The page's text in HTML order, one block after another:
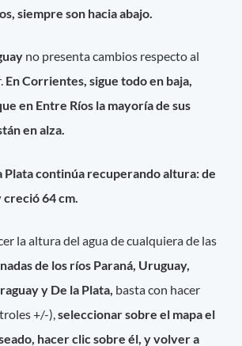
siempre son hacia abajo.
no presenta cambios respecto al
En Corrientes, sigue todo en baja,
en Entre Ríos la mayoría de sus
en alza.
Plata continúa recuperando altura: de
64 cm.
la altura del agua de cualquiera de las
de los ríos Paraná, Uruguay,
y De la Plata, basta con hacer
+/-),seleccionar sobre el mapa el
hacer clic sobre él, y volver a